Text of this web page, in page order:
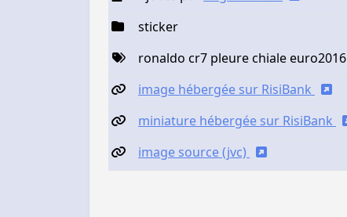
sticker
ronaldo cr7 pleure chiale
image hébergée sur RisiBank
miniature hébergée sur RisiBank
image source (jvc)